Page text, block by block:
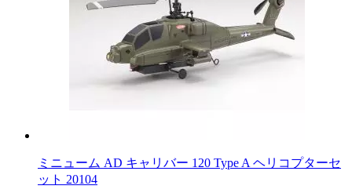
ミニューム AD キャリバー 120 Type A ヘリコプターセ
ット 20104